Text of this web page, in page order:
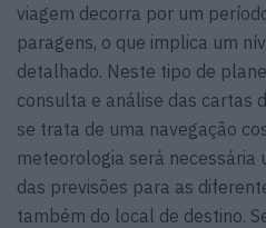
viagem decorra por um
paragens, o que implica um
detalhado. Neste tipo de
consulta e análise das cartas
se trata de uma navegação
meteorologia será necessária
das previsões para as
também do local de destino.